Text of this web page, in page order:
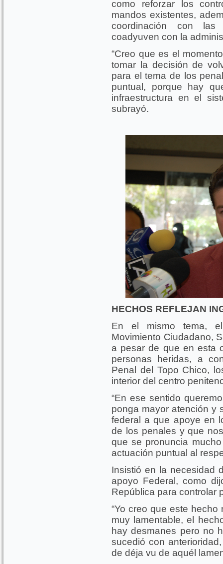
como reforzar los
mandos existentes,
coordinación con las
coadyuven con la
“Creo que es el
tomar la decisión de
para el tema de los
puntual, porque hay
infraestructura en el
subrayó.
HECHOS REFLEJAN
En el mismo tema,
Movimiento Ciudadano,
a pesar de que en esta
personas heridas, a
Penal del Topo Chico,
interior del centro
“En ese sentido
ponga mayor atención y
federal a que apoye en
de los penales y que
que se pronuncia
actuación puntual al
Insistió en la necesidad
apoyo Federal, como
República para controlar
“Yo creo que este
muy lamentable, el
hay desmanes pero no
sucedió con
de déja vu de aquél